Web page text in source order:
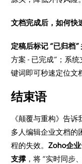
文档完成后，如何快
定稿后标记 “已归档
方案 - 已完成”；系
键词即可秒速定位文
结束语
《颠覆与重构》告
多人编辑企业文档的
程的失效。Zoho企
支撑 ，将 “实时同步